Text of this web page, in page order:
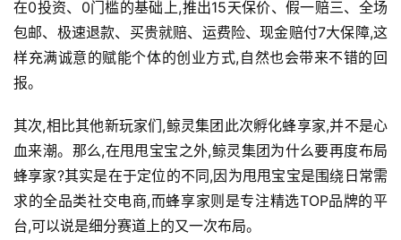
在0投资、0门槛的基础上,推出15天保价、假一赔三、全场
包邮、极速退款、买贵就赔、运费险、现金赔付7大保障,这
样充满诚意的赋能个体的创业方式,自然也会带来不错的回
报。
其次,相比其他新玩家们,鲸灵集团此次孵化蜂享家,并不是心
血来潮。那么,在甩甩宝宝之外,鲸灵集团为什么要再度布局
蜂享家?其实是在于定位的不同,因为甩甩宝宝是围绕日常需
求的全品类社交电商,而蜂享家则是专注精选TOP品牌的平
台,可以说是细分赛道上的又一次布局。